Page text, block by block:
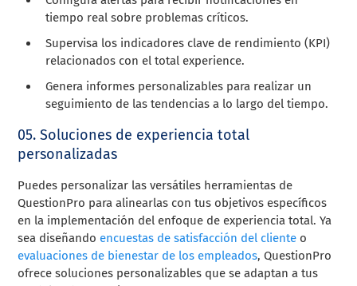
tiempo real sobre problemas críticos.
Supervisa los indicadores clave de rendimiento (KPI)
relacionados con el total experience.
Genera informes personalizables para realizar un
seguimiento de las tendencias a lo largo del tiempo.
05. Soluciones de experiencia total
personalizadas
Puedes personalizar las versátiles herramientas de
QuestionPro para alinearlas con tus objetivos específicos
en la implementación del enfoque de experiencia total. Ya
sea diseñando encuestas de satisfacción del cliente o
evaluaciones de bienestar de los empleados, QuestionPro
ofrece soluciones personalizables que se adaptan a tus